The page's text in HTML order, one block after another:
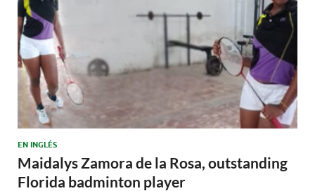
EN INGLÉS
Maidalys Zamora de la Rosa, outstanding
Florida badminton player